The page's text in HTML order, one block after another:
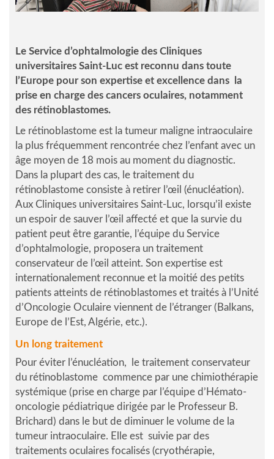
Le Service d’ophtalmologie des Cliniques
universitaires Saint-Luc est reconnu dans toute
l’Europe pour son expertise et excellence dans la
prise en charge des cancers oculaires, notamment
des rétinoblastomes.
Le rétinoblastome est la tumeur maligne intraoculaire
la plus fréquemment rencontrée chez l’enfant avec un
âge moyen de 18 mois au moment du diagnostic.
Dans la plupart des cas, le traitement du
rétinoblastome consiste à retirer l’œil (énucléation).
Aux Cliniques universitaires Saint-Luc, lorsqu’il existe
un espoir de sauver l’œil affecté et que la survie du
patient peut être garantie, l’équipe du Service
d’ophtalmologie, proposera un traitement
conservateur de l’œil atteint. Son expertise est
internationalement reconnue et la moitié des petits
patients atteints de rétinoblastomes et traités à l’Unité
d’Oncologie Oculaire viennent de l’étranger (Balkans,
Europe de l’Est, Algérie, etc.).
Un long traitement
Pour éviter l’énucléation, le traitement conservateur
du rétinoblastome commence par une chimiothérapie
systémique (prise en charge par l’équipe d’Hémato-
oncologie pédiatrique dirigée par le Professeur B.
Brichard) dans le but de diminuer le volume de la
tumeur intraoculaire. Elle est suivie par des
traitements oculaires focalisés (cryothérapie,